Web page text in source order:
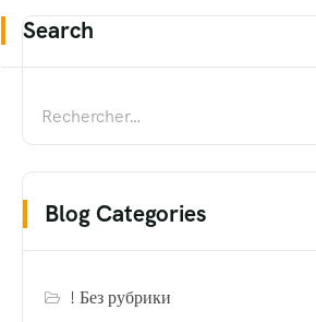
Search
Blog Categories
! Без рубрики